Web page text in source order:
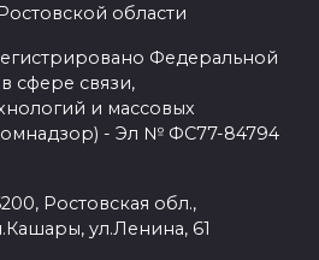
области
Федеральной
сфере связи,
и массовых
- Эл № ФС77-84794
Ростовская обл.,
ул.Ленина, 61